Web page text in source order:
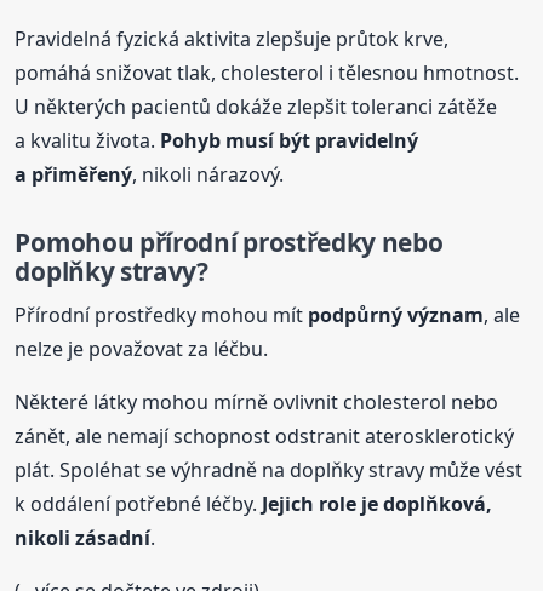
Pravidelná fyzická aktivita zlepšuje průtok krve,
pomáhá snižovat tlak, cholesterol i tělesnou hmotnost.
U některých pacientů dokáže zlepšit toleranci zátěže
a kvalitu života. Pohyb musí být pravidelný
a přiměřený, nikoli nárazový.
Pomohou přírodní prostředky nebo
doplňky stravy?
Přírodní prostředky mohou mít podpůrný význam, ale
nelze je považovat za léčbu.
Některé látky mohou mírně ovlivnit cholesterol nebo
zánět, ale nemají schopnost odstranit aterosklerotický
plát. Spoléhat se výhradně na doplňky stravy může vést
k oddálení potřebné léčby. Jejich role je doplňková,
nikoli zásadní.